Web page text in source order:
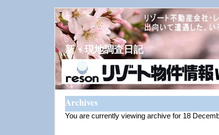
新・現地調査日記
Archives
You are currently viewing archive for 18